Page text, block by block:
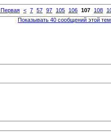
Первая < 7 57 97 105 106 107 108
Показывать 40 сообщений этой